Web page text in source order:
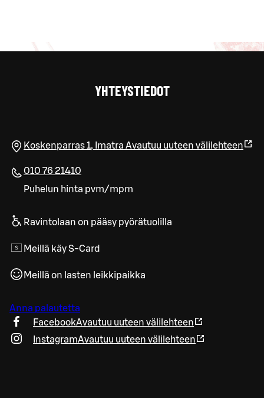
YHTEYSTIEDOT
Koskenparras 1, Imatra Avautuu uuteen välilehteen
010 76 21410
Puhelun hinta pvm/mpm
Ravintolaan on pääsy pyörätuolilla
Meillä käy S-Card
Meillä on lasten leikkipaikka
Anna palautetta
FacebookAvautuu uuteen välilehteen
InstagramAvautuu uuteen välilehteen